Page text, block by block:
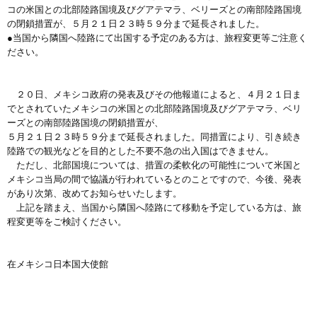
コの米国との北部陸路国境及びグアテマラ、ベリーズとの南部陸路国境
の閉鎖措置が、５月２１日２３時５９分まで延長されました。
●当国から隣国へ陸路にて出国する予定のある方は、旅程変更等ご注意く
ださい。
２０日、メキシコ政府の発表及びその他報道によると、４月２１日ま
でとされていたメキシコの米国との北部陸路国境及びグアテマラ、ベリ
ーズとの南部陸路国境の閉鎖措置が、
５月２１日２３時５９分まで延長されました。同措置により、引き続き
陸路での観光などを目的とした不要不急の出入国はできません。
ただし、北部国境については、措置の柔軟化の可能性について米国と
メキシコ当局の間で協議が行われているとのことですので、今後、発表
があり次第、改めてお知らせいたします。
上記を踏まえ、当国から隣国へ陸路にて移動を予定している方は、旅
程変更等をご検討ください。
在メキシコ日本国大使館